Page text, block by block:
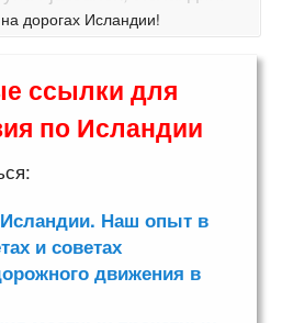
дорогах Исландии!
ссылки для
по Исландии
Наш опыт в
и советах
движения в